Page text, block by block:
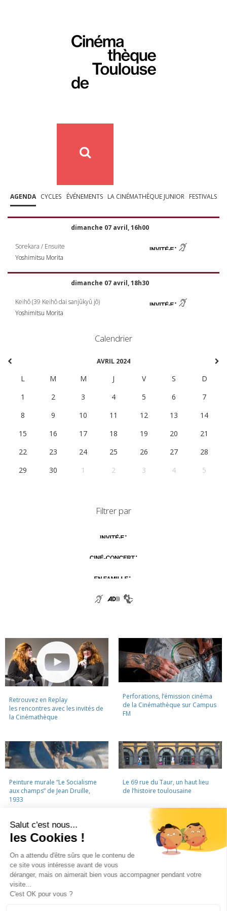
AGENDA CYCLES ÉVÉNEMENTS LA CINÉMATHÈQUE JUNIOR FESTIVALS
dimanche 07 avril, 16h00
Sorekara / Ensuite
Yoshimitsu Morita
dimanche 07 avril, 18h30
Keihô (39 Keihô dai sanjûkyû jô)
Yoshimitsu Morita
Calendrier
AVRIL 2024
L M M J V S
D
1
2 3 4 5 6
7
8
9 10 11 12 13
14
15
16 17 18 19 20
21
22
23 24 25 26 27
28
29
30 1 2 3 4 5
Filtrer par
Retrouvez en Replay
les rencontres avec les invités de
la Cinémathèque
Perforations, l’émission cinéma
de la Cinémathèque sur Campus
FM
Peinture murale “Le Socialisme
aux champs” de Jean Druille,
1933
Le 69 rue du Taur, un haut lieu
de l’histoire toulousaine
LA CINÉMATHÈQUE · CONTACTS · LETTRE D'INFORMATION ·
PARTENAIRES · MENTIONS LÉGALES